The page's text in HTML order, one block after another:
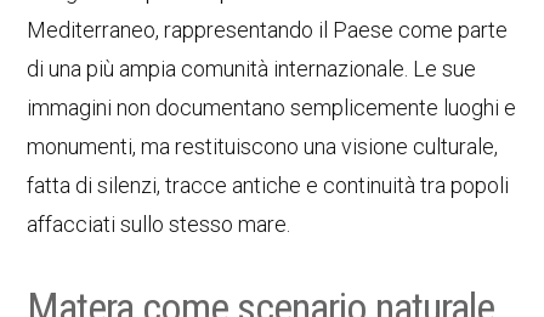
Mediterraneo, rappresentando il Paese come parte
di una più ampia comunità internazionale. Le sue
immagini non documentano semplicemente luoghi e
monumenti, ma restituiscono una visione culturale,
fatta di silenzi, tracce antiche e continuità tra popoli
affacciati sullo stesso mare.
Matera come scenario naturale